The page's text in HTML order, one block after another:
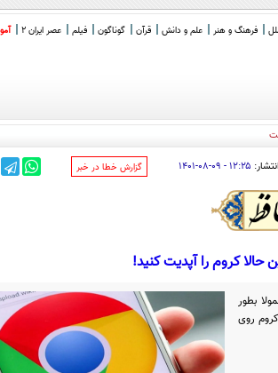
فرهنگ و هنر علم و دانش قرآن گوناگون فیلم عصر ایران 2
۱۲:۲۵ - ۰۹-۰۸-۱۴۰۱ ‌گزارش خطا در خبر
کروم را آپدیت کنید!
بطور
می‌شود، اما به صورت دستی از نصب نسخه 107.0.5304.87/88 کروم روی